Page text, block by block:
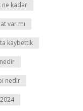
ne kadar
var mı
kaybettik
nedir
nedir